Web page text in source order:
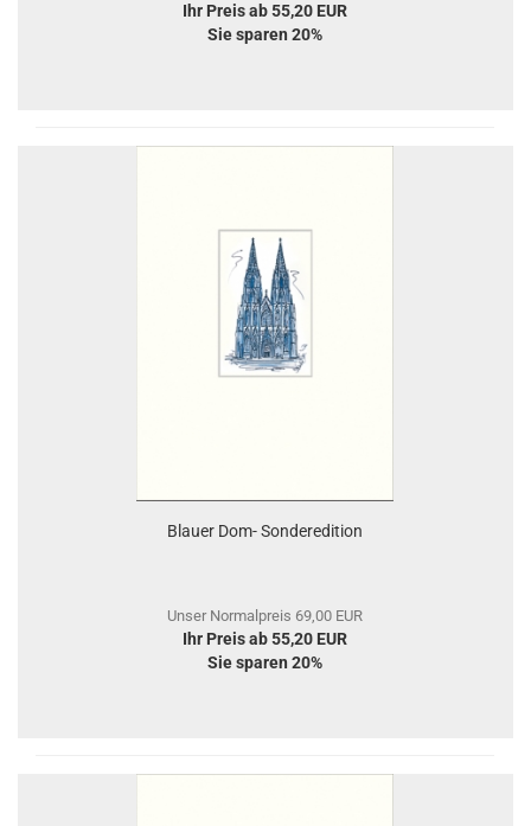
Ihr Preis ab 55,20 EUR
Sie sparen 20%
Blauer Dom- Sonderedition
Unser Normalpreis 69,00 EUR
Ihr Preis ab 55,20 EUR
Sie sparen 20%